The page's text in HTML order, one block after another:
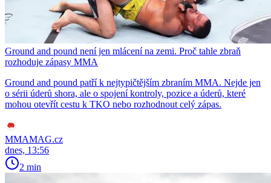
Ground and pound není jen mlácení na zemi. Proč tahle zbraň
rozhoduje zápasy MMA
Ground and pound patří k nejtypičtějším zbraním MMA. Nejde jen
o sérii úderů shora, ale o spojení kontroly, pozice a úderů, které
mohou otevřít cestu k TKO nebo rozhodnout celý zápas.
MMAMAG.cz
dnes, 13:56
2 min